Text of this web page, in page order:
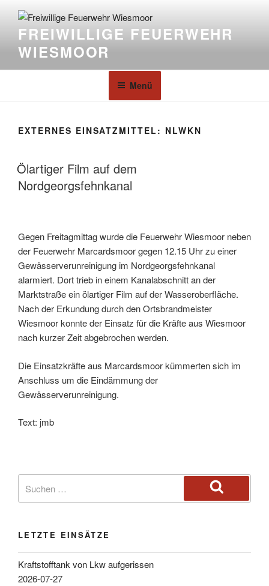
FREIWILLIGE FEUERWEHR
WIESMOOR
Menü
EXTERNES EINSATZMITTEL: NLWKN
Ölartiger Film auf dem
Nordgeorgsfehnkanal
Gegen Freitagmittag wurde die Feuerwehr Wiesmoor neben
der Feuerwehr Marcardsmoor gegen 12.15 Uhr zu einer
Gewässerverunreinigung im Nordgeorgsfehnkanal
alarmiert. Dort trieb in einem Kanalabschnitt an der
Marktstraße ein ölartiger Film auf der Wasseroberfläche.
Nach der Erkundung durch den Ortsbrandmeister
Wiesmoor konnte der Einsatz für die Kräfte aus Wiesmoor
nach kurzer Zeit abgebrochen werden.
Die Einsatzkräfte aus Marcardsmoor kümmerten sich im
Anschluss um die Eindämmung der
Gewässerverunreinigung.
Text: jmb
LETZTE EINSÄTZE
Kraftstofftank von Lkw aufgerissen
2026-07-27